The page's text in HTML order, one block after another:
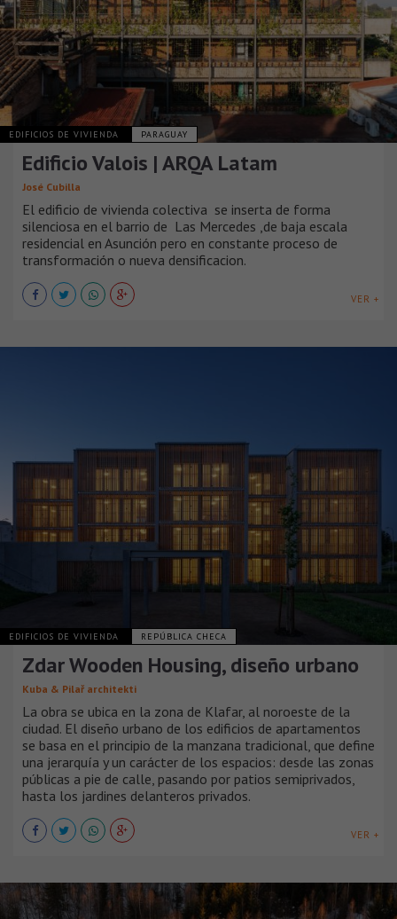
EDIFICIOS DE VIVIENDA PARAGUAY
Edificio Valois | ARQA Latam
José Cubilla
El edificio de vivienda colectiva se inserta de forma
silenciosa en el barrio de Las Mercedes ,de baja escala
residencial en Asunción pero en constante proceso de
transformación o nueva densificacion.
VER +
EDIFICIOS DE VIVIENDA REPÚBLICA CHECA
Zdar Wooden Housing, diseño urbano
Kuba & Pilař architekti
La obra se ubica en la zona de Klafar, al noroeste de la
ciudad. El diseño urbano de los edificios de apartamentos
se basa en el principio de la manzana tradicional, que define
una jerarquía y un carácter de los espacios: desde las zonas
públicas a pie de calle, pasando por patios semiprivados,
hasta los jardines delanteros privados.
VER +